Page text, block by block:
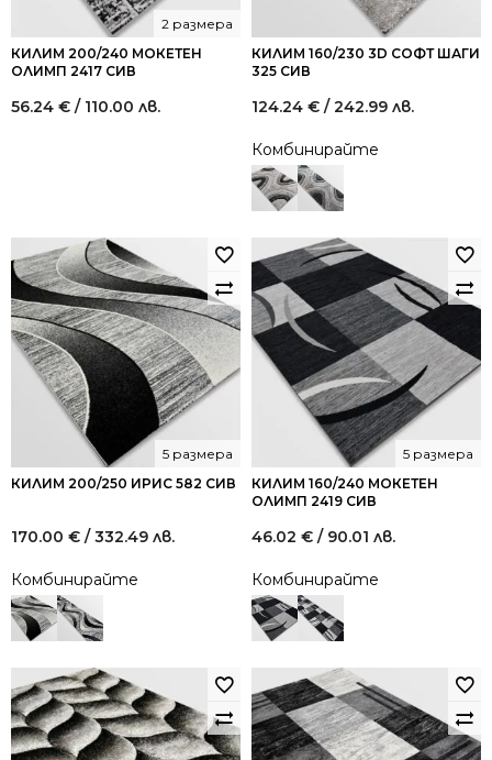
КИЛИМ 200/240 МОКЕТЕН
ОЛИМП 2417 СИВ
2 размера
56.24 € / 110.00 лв.
КИЛИМ 160/230 3D СОФТ ШАГИ
325 СИВ
124.24 € / 242.99 лв.
Комбинирайте
КИЛИМ 200/250 ИРИС 582 СИВ
5 размера
170.00 € / 332.49 лв.
Комбинирайте
КИЛИМ 160/240 МОКЕТЕН
ОЛИМП 2419 СИВ
5 размера
46.02 € / 90.01 лв.
Комбинирайте